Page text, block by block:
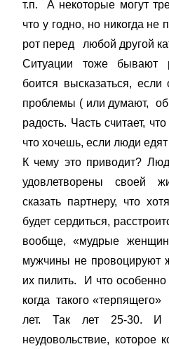
т.п. А некоторые могут
что у годно, но никогда не
рот перед любой другой
Ситуации тоже бывают
боится высказаться,
проблемы ( или думают,
радость. Часть считает,
что хочешь, если люди
К чему это приводит?
удовлетворены своей
сказать партнеру, что
будет сердиться,
вообще, «мудрые
мужчины не провоцируют
их пилить. И что
когда такого
лет. Так лет 25-30. И
неудовольствие, которое